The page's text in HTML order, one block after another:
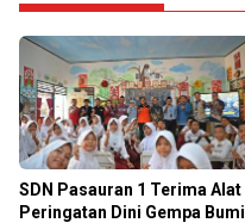
SDN Pasauran 1 Terima Alat
Peringatan Dini Gempa Bumi